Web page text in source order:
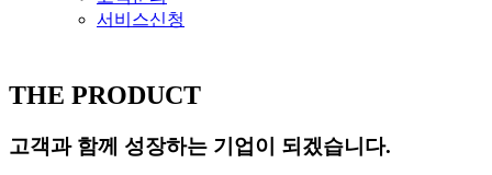
서비스신청
THE PRODUCT
고객과 함께 성장하는 기업이 되겠습니다.